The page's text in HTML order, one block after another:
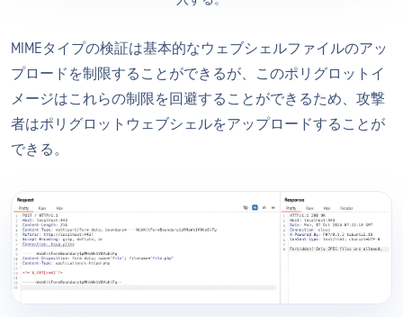
MIMEタイプの検証は基本的なウェブシェルファイルのアッ
プロードを制限することができるが、このポリグロットイ
メージはこれらの制限を回避することができるため、攻撃
者はポリグロットウェブシェルをアップロードすることが
できる。